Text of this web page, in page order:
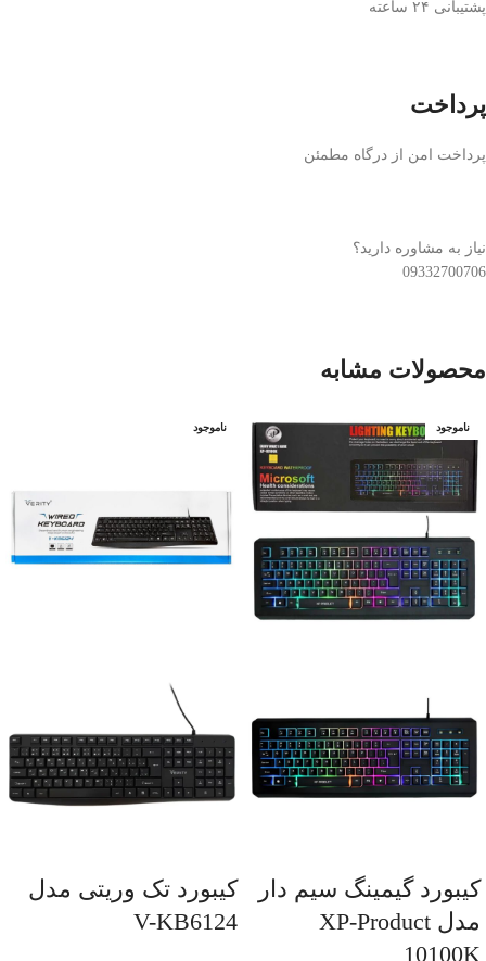
پشتیبانی ۲۴ ساعته
پرداخت
پرداخت امن از درگاه مطمئن
نیاز به مشاوره دارید؟
09332700706
محصولات مشابه
ناموجود
کیبورد گیمینگ سیم دار
مدل XP-Product
10100K
ناموجود
کیبورد تک وریتی مدل
V-KB6124